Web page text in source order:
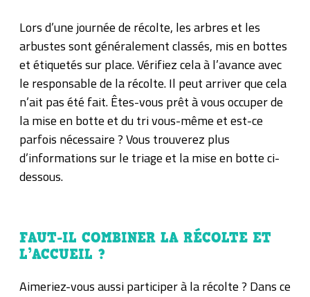
Lors d’une journée de récolte, les arbres et les
arbustes sont généralement classés, mis en bottes
et étiquetés sur place. Vérifiez cela à l’avance avec
le responsable de la récolte. Il peut arriver que cela
n’ait pas été fait. Êtes-vous prêt à vous occuper de
la mise en botte et du tri vous-même et est-ce
parfois nécessaire ? Vous trouverez plus
d’informations sur le triage et la mise en botte ci-
dessous.
FAUT-IL COMBINER LA RÉCOLTE ET
L’ACCUEIL ?
Aimeriez-vous aussi participer à la récolte ? Dans ce